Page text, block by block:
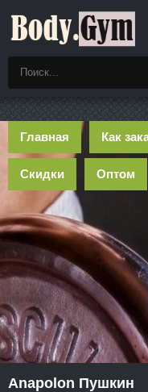
Главная Как
Скидки Оптом
Anapolon Пушкин